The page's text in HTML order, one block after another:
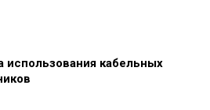
использования кабельных